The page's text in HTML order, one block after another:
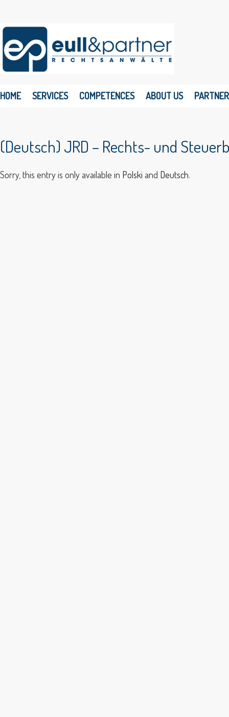
HOME SERVICES COMPETENCES ABOUT US
(Deutsch) JRD – Rechts- und
Sorry, this entry is only available in Polski and Deutsch.